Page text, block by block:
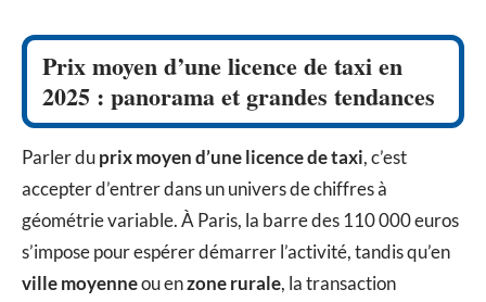
Prix moyen d’une licence de taxi en
2025 : panorama et grandes tendances
Parler duprix moyen d’une licence de taxi, c’est
accepter d’entrer dans un univers de chiffres à
géométrie variable. À Paris, la barre des 110 000 euros
s’impose pour espérer démarrer l’activité, tandis qu’en
ville moyenneou enzone rurale, la transaction